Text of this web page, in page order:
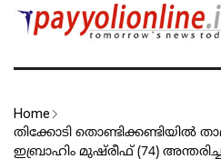
Home
തിക്കോടി തൊണ്ടിക്കണ്ടിയിൽ
ഇബ്രാഹിം മുഷ്‌രീഫ് (74)